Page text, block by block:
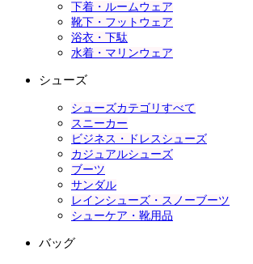
下着・ルームウェア
靴下・フットウェア
浴衣・下駄
水着・マリンウェア
シューズ
シューズカテゴリすべて
スニーカー
ビジネス・ドレスシューズ
カジュアルシューズ
ブーツ
サンダル
レインシューズ・スノーブーツ
シューケア・靴用品
バッグ